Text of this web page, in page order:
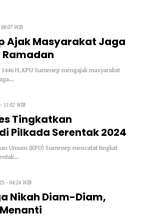
WIB
Ajak Masyarakat Jaga
Ramadan
1446 H, KPU Sumenep mengajak masyarakat
11:02 WIB
Tingkatkan
Pilkada Serentak 2024
Umum (KPU) Sumenep mencatat tingkat
- 04:24 WIB
Nikah Diam-Diam,